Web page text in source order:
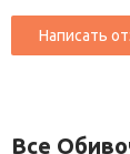
Все